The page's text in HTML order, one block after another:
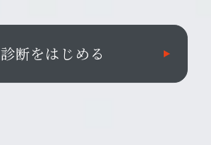
診断をはじめる